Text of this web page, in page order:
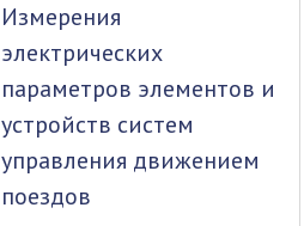
Измерения
электрических
параметров элементов и
устройств систем
управления движением
поездов